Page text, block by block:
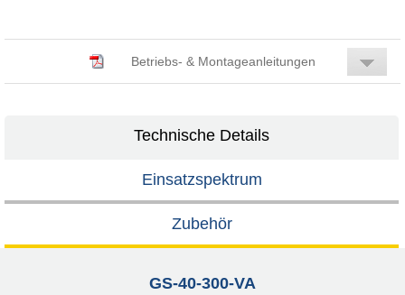
Betriebs- & Montageanleitungen
Technische Details
Einsatzspektrum
Zubehör
GS-40-300-VA